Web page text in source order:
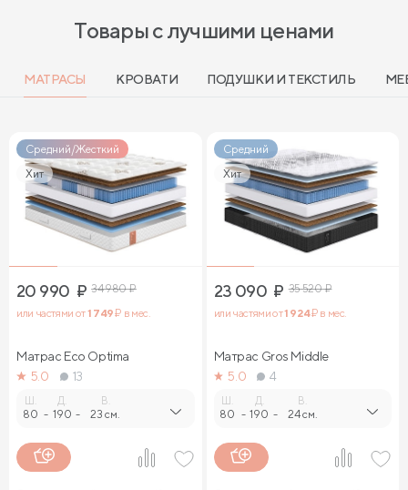
Товары с лучшими ценами
МАТРАСЫ КРОВАТИ ПОДУШКИ И ТЕКСТИЛЬ
Средний/Жесткий
Хит
20 990 ₽ 34 980₽
или частями от1 749₽ в мес.
Матрас Eco Optima
5.0
13
80 -
Д.
190 -
В.
23 см.
Средний
Хит
23 090 ₽ 35 520₽
или частями от1 924₽ в мес.
Матрас Gros Middle
5.0
4
80 -
Д.
190 -
В.
24 см.